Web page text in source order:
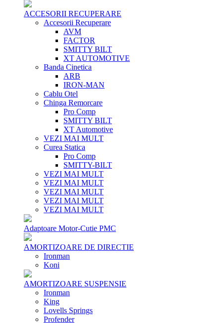
ACCESORII RECUPERARE
Accesorii Recuperare
AVM
FACTOR
SMITTY BILT
XT AUTOMOTIVE
Banda Cinetica
ARB
IRON-MAN
Cablu Otel
Chinga Remorcare
Pro Comp
SMITTY BILT
XT Automotive
VEZI MAI MULT
Curea Statica
Pro Comp
SMITTY-BILT
VEZI MAI MULT
VEZI MAI MULT
VEZI MAI MULT
VEZI MAI MULT
VEZI MAI MULT
Adaptoare Motor-Cutie PMC
AMORTIZOARE DE DIRECTIE
Ironman
Koni
AMORTIZOARE SUSPENSIE
Ironman
King
Lovells Springs
Profender